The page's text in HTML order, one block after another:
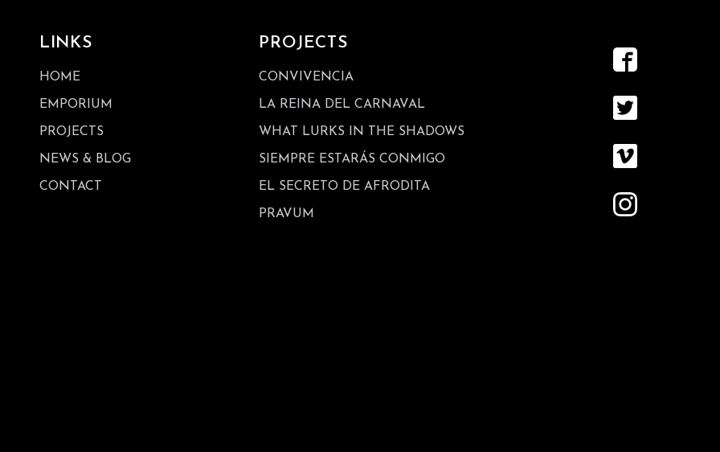
LINKS
HOME
EMPORIUM
PROJECTS
NEWS & BLOG
CONTACT
PROJECTS
CONVIVENCIA
LA REINA DEL CARNAVAL
WHAT LURKS IN THE SHADOWS
SIEMPRE ESTARÁS CONMIGO
EL SECRETO DE AFRODITA
PRAVUM